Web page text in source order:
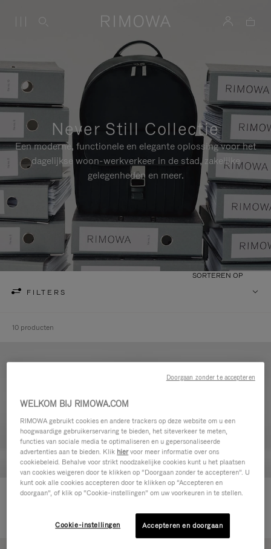
Never Still Collectie
Een moderne, functionele en elegante oplossing voor het
dagelijkse woon-werkverkeer in de stad, zakelijke
gelegenheden en meer.
FILTERS
SORTEREN OP
10 producten
Never Still - Leer Toilettas
Never Still - Leer Rugzak Large
WELKOM BIJ RIMOWA.COM
RIMOWA gebruikt cookies en andere trackers op deze website om u een
hoogwaardige gebruikerservaring te bieden, het siteverkeer te meten,
functies van sociale media te optimaliseren en u gepersonaliseerde
advertenties aan te bieden. Klik hiervoor meer informatie over ons
cookiebeleid. Behalve voor strikt noodzakelijke cookies kunt u het plaatsen
van cookies weigeren door te klikken op “Doorgaan zonder te accepteren”. U
kunt ook alle cookies accepteren door te klikken op “Accepteren en
doorgaan”, of klik op “Cookie-instellingen” om uw voorkeuren in te stellen.
Cookie-instellingen Accepteren en doorgaan
Doorgaan zonder te accepteren